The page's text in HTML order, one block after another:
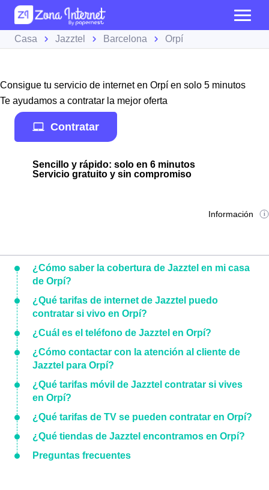
Casa Jazztel Barcelona Orpí
Consigue tu servicio de internet en Orpí en solo 5 minutos
Te ayudamos a contratar la mejor oferta
Contratar
Sencillo y rápido: solo en 6 minutos
Servicio gratuito y sin compromiso
Información
¿Cómo saber la cobertura de Jazztel en mi casa
de Orpí?
¿Qué tarifas de internet de Jazztel puedo
contratar si vivo en Orpí?
¿Cuál es el teléfono de Jazztel en Orpí?
¿Cómo contactar con la atención al cliente de
Jazztel para Orpí?
¿Qué tarifas móvil de Jazztel contratar si vives
en Orpí?
¿Qué tarifas de TV se pueden contratar en Orpí?
¿Qué tiendas de Jazztel encontramos en Orpí?
Preguntas frecuentes